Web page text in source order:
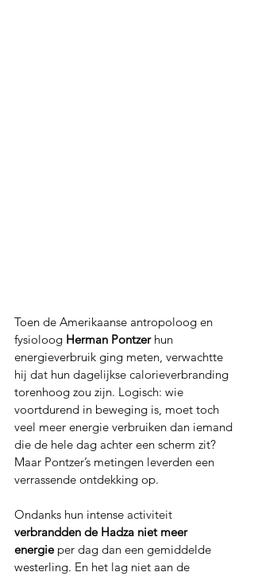
Toen de Amerikaanse antropoloog en
fysioloog Herman Pontzer hun
energieverbruik ging meten, verwachtte
hij dat hun dagelijkse calorieverbranding
torenhoog zou zijn. Logisch: wie
voortdurend in beweging is, moet toch
veel meer energie verbruiken dan iemand
die de hele dag achter een scherm zit?
Maar Pontzer’s metingen leverden een
verrassende ontdekking op.
Ondanks hun intense activiteit
verbrandden de Hadza niet meer
energie per dag dan een gemiddelde
westerling. En het lag niet aan de